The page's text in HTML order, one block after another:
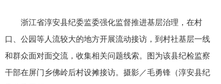
浙江省淳安县纪委监委强化监督推进基层治理，在村
口、公园等人流较大的地方开展流动接访，到村社基层一线
和群众面对面交流，收集相关问题线索。图为该县纪检监察
干部在屏门乡佛岭后村设摊接访。摄影／毛勇锋（淳安县纪